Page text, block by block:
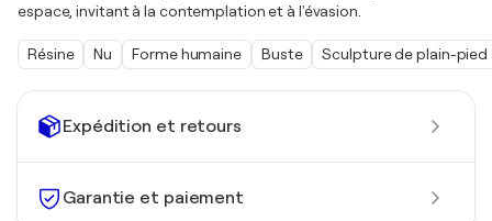
Expédition et retours
Garantie et paiement
espace, invitant à la contemplation et à l'évasion.
Résine Nu Forme humaine Buste Sculpture de plain-pied